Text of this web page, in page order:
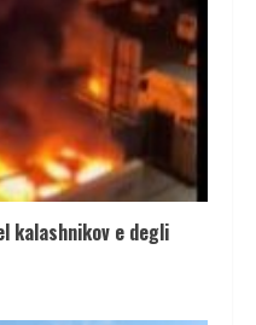
kalashnikov e degli